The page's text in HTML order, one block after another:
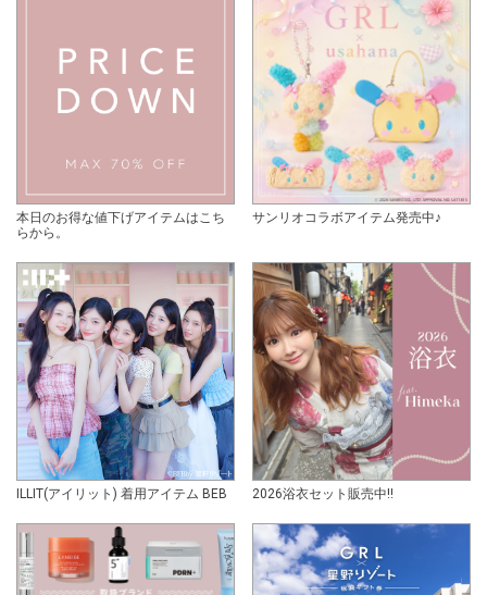
本日のお得な値下げアイテムはこち
らから。
サンリオコラボアイテム発売中♪
ILLIT(アイリット) 着用アイテム BEB 2026浴衣セット販売中!!